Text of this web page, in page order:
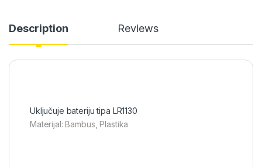
Description Reviews
Uključuje bateriju tipa LR1130
Materijal: Bambus, Plastika